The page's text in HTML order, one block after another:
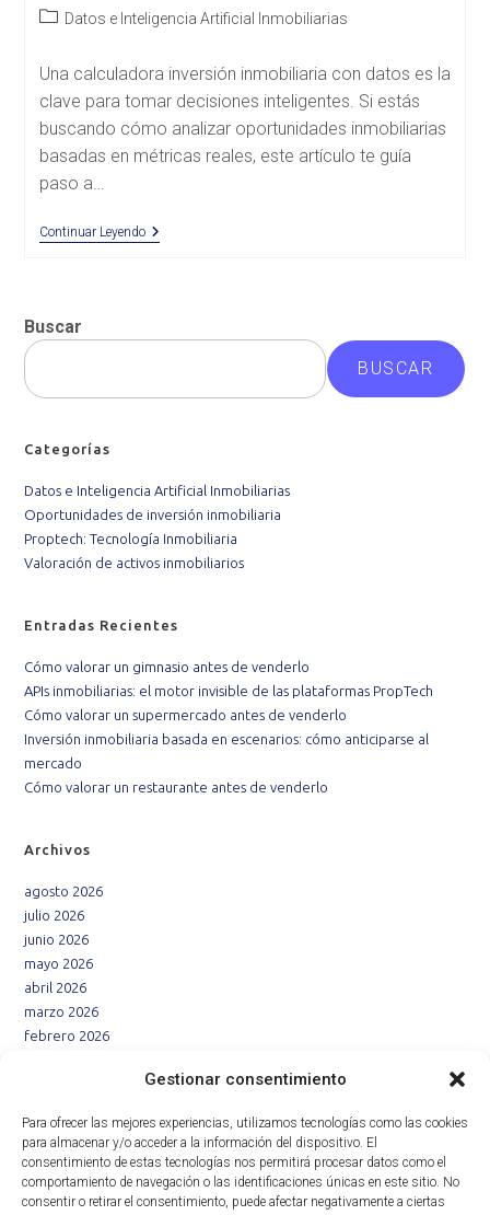
Gestionar consentimiento
Para ofrecer las mejores experiencias, utilizamos tecnologías como las cookies
para almacenar y/o acceder a la información del dispositivo. El
consentimiento de estas tecnologías nos permitirá procesar datos como el
comportamiento de navegación o las identificaciones únicas en este sitio. No
consentir o retirar el consentimiento, puede afectar negativamente a ciertas
de
Categoría
la
entrada:
Datos e Inteligencia Artificial Inmobiliarias
Una calculadora inversión inmobiliaria con datos es la
clave para tomar decisiones inteligentes. Si estás
buscando cómo analizar oportunidades inmobiliarias
basadas en métricas reales, este artículo te guía
paso a…
Continuar LeyendoCalculadora
Buscar
BUSCAR
Categorías
Datos e Inteligencia Artificial Inmobiliarias
Oportunidades de inversión inmobiliaria
Proptech: Tecnología Inmobiliaria
Valoración de activos inmobiliarios
Entradas Recientes
Cómo valorar un gimnasio antes de venderlo
APIs inmobiliarias: el motor invisible de las plataformas PropTech
Cómo valorar un supermercado antes de venderlo
Inversión inmobiliaria basada en escenarios: cómo anticiparse al
mercado
Cómo valorar un restaurante antes de venderlo
Archivos
agosto 2026
julio 2026
junio 2026
mayo 2026
abril 2026
marzo 2026
febrero 2026
octubre 2025
septiembre 2025
agosto 2025
julio 2025